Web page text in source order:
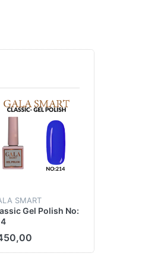
SMART
Gel Polish No: